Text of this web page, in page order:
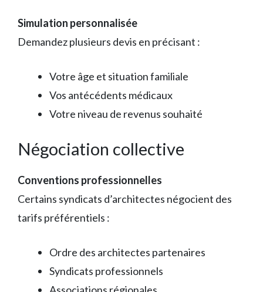
Simulation personnalisée
Demandez plusieurs devis en précisant :
Votre âge et situation familiale
Vos antécédents médicaux
Votre niveau de revenus souhaité
Négociation collective
Conventions professionnelles
Certains syndicats d’architectes négocient des
tarifs préférentiels :
Ordre des architectes partenaires
Syndicats professionnels